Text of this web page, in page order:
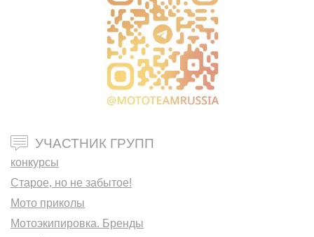
УЧАСТНИК ГРУПП
конкурсы
Старое, но не забытое!
Мото приколы
Мотоэкипировка. Бренды